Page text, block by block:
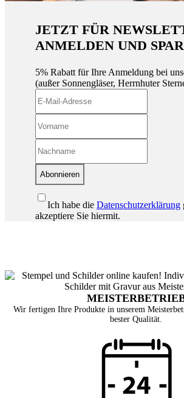
JETZT FÜR
ANMELDEN UND
5% Rabatt für Ihre Anmeldung bei
(außer Sonnengläser, Herrnhuter
Abonnieren
Ich habe die Datenschutzerklärung
akzeptiere Sie hiermit.
Wir fertigen Ihre Produkte in unserem
bester Qualität.